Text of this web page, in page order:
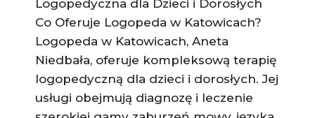
Logopedyczna dla Dzieci i Dorosłych
Co Oferuje Logopeda w Katowicach?
Logopeda w Katowicach, Aneta
Niedbała, oferuje kompleksową terapię
logopedyczną dla dzieci i dorosłych. Jej
usługi obejmują diagnozę i leczenie